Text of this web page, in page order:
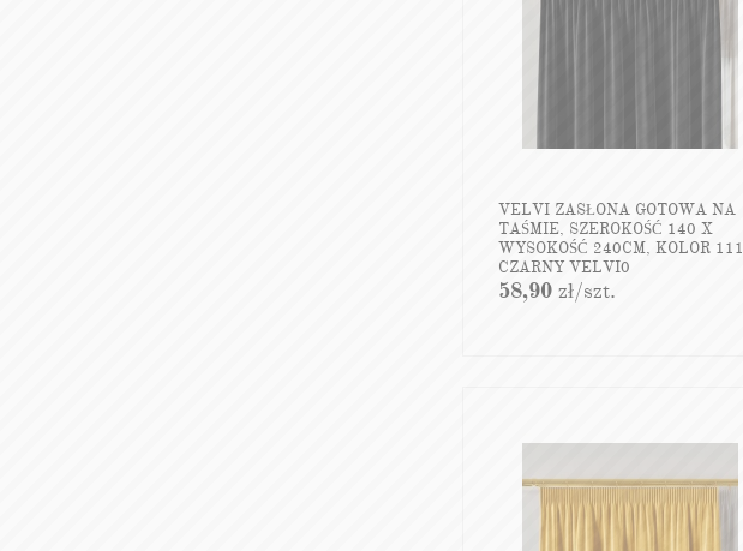
VELVI ZASŁONA GOTOWA NA
TAŚMIE, SZEROKOŚĆ 140 X
WYSOKOŚĆ 240CM, KOLOR 111
CZARNY VELVI0
58,90zł/szt.